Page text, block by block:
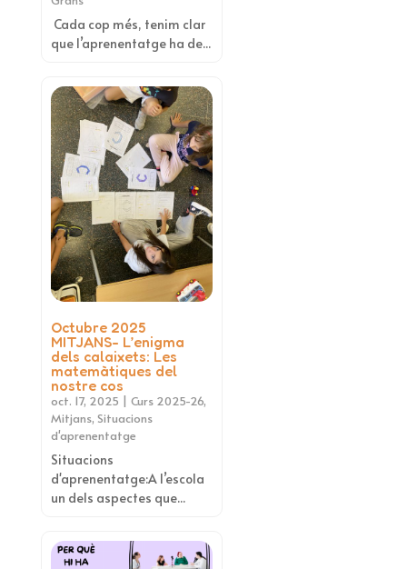
Cada cop més, tenim clar
que l’aprenentatge ha de...
Octubre 2025
MITJANS- L’enigma
dels calaixets: Les
matemàtiques del
nostre cos
oct. 17, 2025 | Curs 2025-26,
Mitjans, Situacions
d'aprenentatge
Situacions
d'aprenentatge:A l’escola
un dels aspectes que...